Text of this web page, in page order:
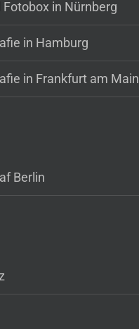
in Nürnberg
in Hamburg
in Frankfurt am Main
Berlin